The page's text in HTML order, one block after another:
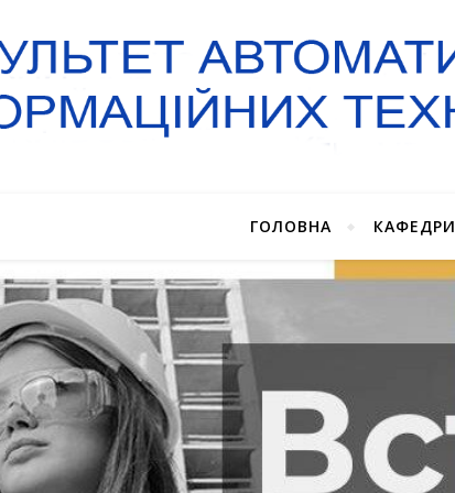
ГОЛОВНА КАФЕДРИ